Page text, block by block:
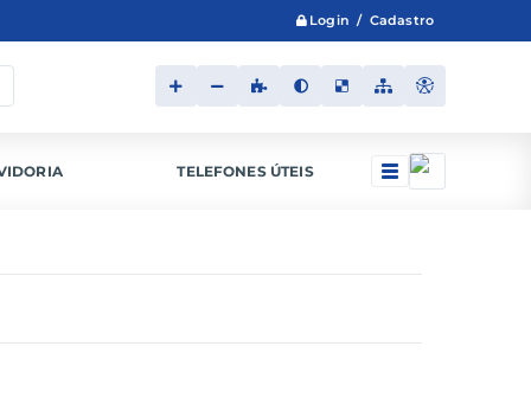
Login / Cadastro
TELEFONES ÚTEIS